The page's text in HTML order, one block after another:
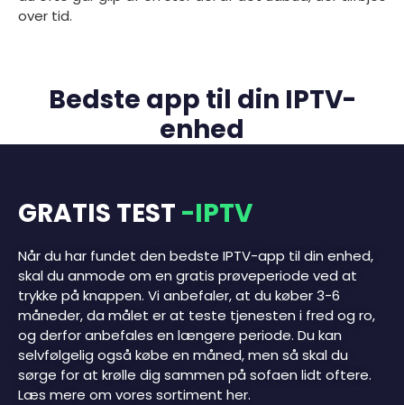
over tid.
Bedste app til din IPTV-
enhed
GRATIS TEST -IPTV
Når du har fundet den bedste IPTV-app til din enhed,
skal du anmode om en gratis prøveperiode ved at
trykke på knappen. Vi anbefaler, at du køber 3-6
måneder, da målet er at teste tjenesten i fred og ro,
og derfor anbefales en længere periode. Du kan
selvfølgelig også købe en måned, men så skal du
sørge for at krølle dig sammen på sofaen lidt oftere.
Læs mere om vores sortiment her.